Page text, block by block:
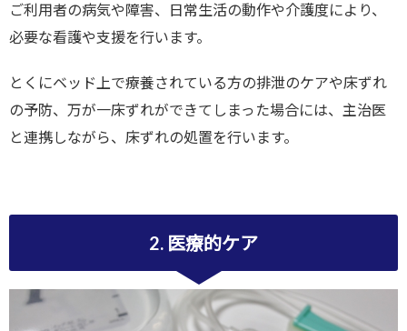
ご利用者の病気や障害、日常生活の動作や介護度により、
必要な看護や支援を行います。
とくにベッド上で療養されている方の排泄のケアや床ずれ
の予防、万が一床ずれができてしまった場合には、主治医
と連携しながら、床ずれの処置を行います。
2. 医療的ケア